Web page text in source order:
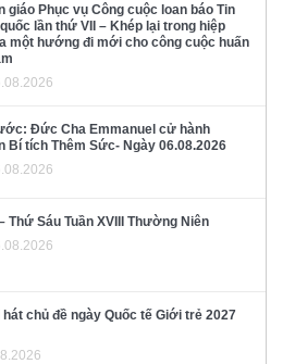
giáo Phục vụ Công cuộc loan báo Tin
lần thứ VII – Khép lại trong hiệp
một hướng đi mới cho công cuộc huấn
Đức Cha Emmanuel cử hành
Bí tích Thêm Sức- Ngày 06.08.2026
Thứ Sáu Tuần XVIII Thường Niên
hát chủ đề ngày Quốc tế Giới trẻ 2027